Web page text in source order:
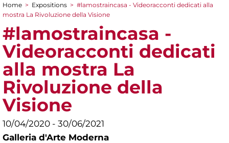
You are here
Home > Expositions > #lamostraincasa - Videoracconti dedicati alla
mostra La Rivoluzione della Visione
#lamostraincasa -
Videoracconti dedicati
alla mostra La
Rivoluzione della
Visione
10/04/2020 - 30/06/2021
Galleria d'Arte Moderna